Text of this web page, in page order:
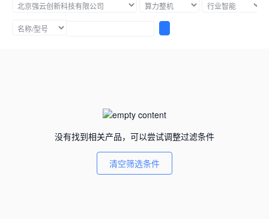
没有找到相关产品，可以尝试调整过滤条件
清空筛选条件